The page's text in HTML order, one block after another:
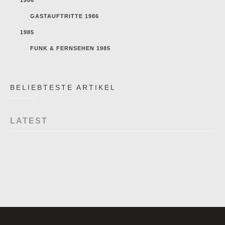
GASTAUFTRITTE 1986
1985
FUNK & FERNSEHEN 1985
BELIEBTESTE ARTIKEL
LATEST